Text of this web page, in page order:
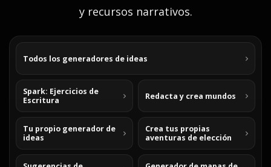
y recursos narrativos.
Todos los generadores de ideas
Spark: Ejercicios de
Escritura
Redacta y crea mundos
Tu propio generador de
ideas
Crea tus propias
aventuras de elección